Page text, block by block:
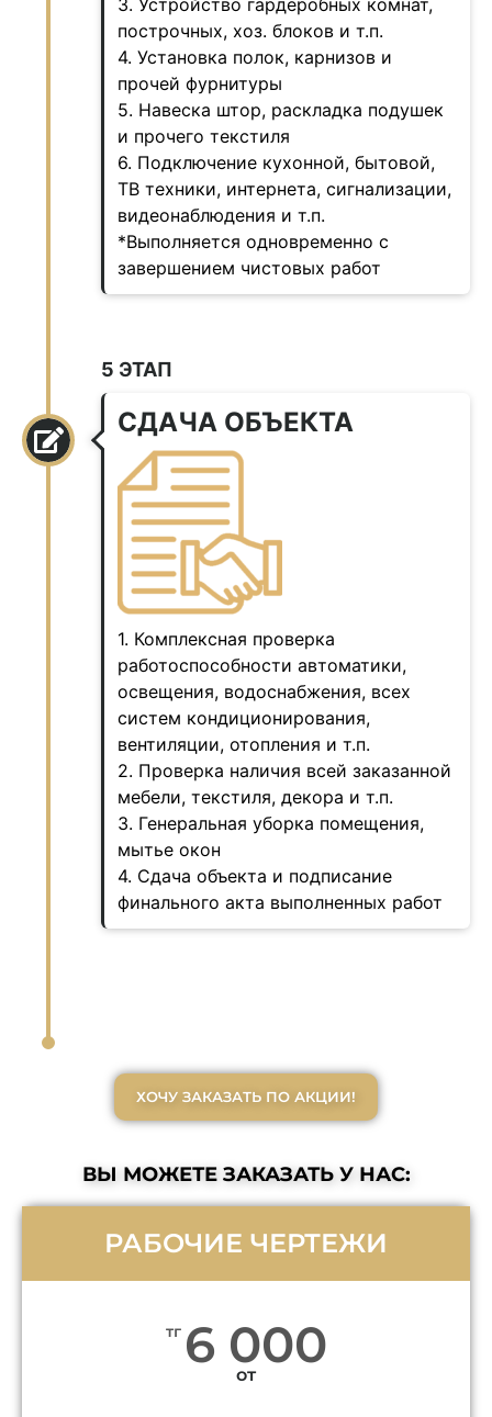
3. Устройство гардеробных комнат,
построчных, хоз. блоков и т.п.
4. Установка полок, карнизов и
прочей фурнитуры
5. Навеска штор, раскладка подушек
и прочего текстиля
6. Подключение кухонной, бытовой,
ТВ техники, интернета, сигнализации,
видеонаблюдения и т.п.
*Выполняется одновременно с
завершением чистовых работ
5 ЭТАП
СДАЧА ОБЪЕКТА
1. Комплексная проверка
работоспособности автоматики,
освещения, водоснабжения, всех
систем кондиционирования,
вентиляции, отопления и т.п.
2. Проверка наличия всей заказанной
мебели, текстиля, декора и т.п.
3. Генеральная уборка помещения,
мытье окон
4. Сдача объекта и подписание
финального акта выполненных работ
ХОЧУ ЗАКАЗАТЬ ПО АКЦИИ!
ВЫ МОЖЕТЕ ЗАКАЗАТЬ У НАС:
РАБОЧИЕ ЧЕРТЕЖИ
тг 6 000
от